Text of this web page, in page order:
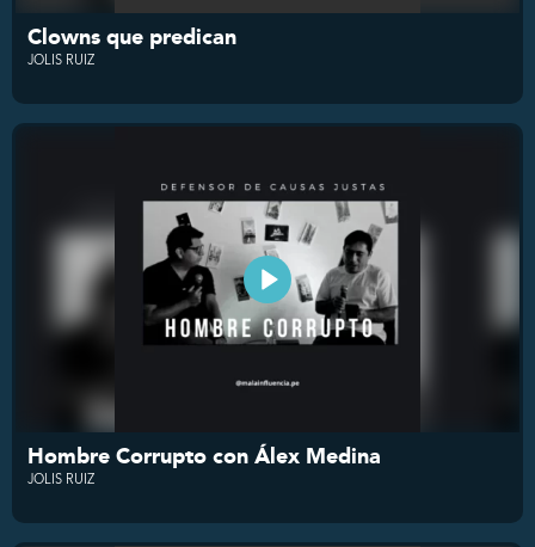
Clowns que predican
JOLIS RUIZ
Hombre Corrupto con Álex Medina
JOLIS RUIZ